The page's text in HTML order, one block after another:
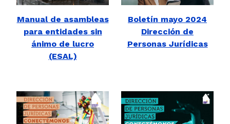
Manual de asambleas
para entidades sin
ánimo de lucro
(ESAL)
Boletín mayo 2024
Dirección de
Personas Jurídicas